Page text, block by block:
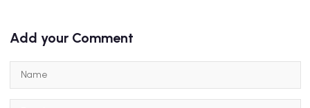
Add your Comment